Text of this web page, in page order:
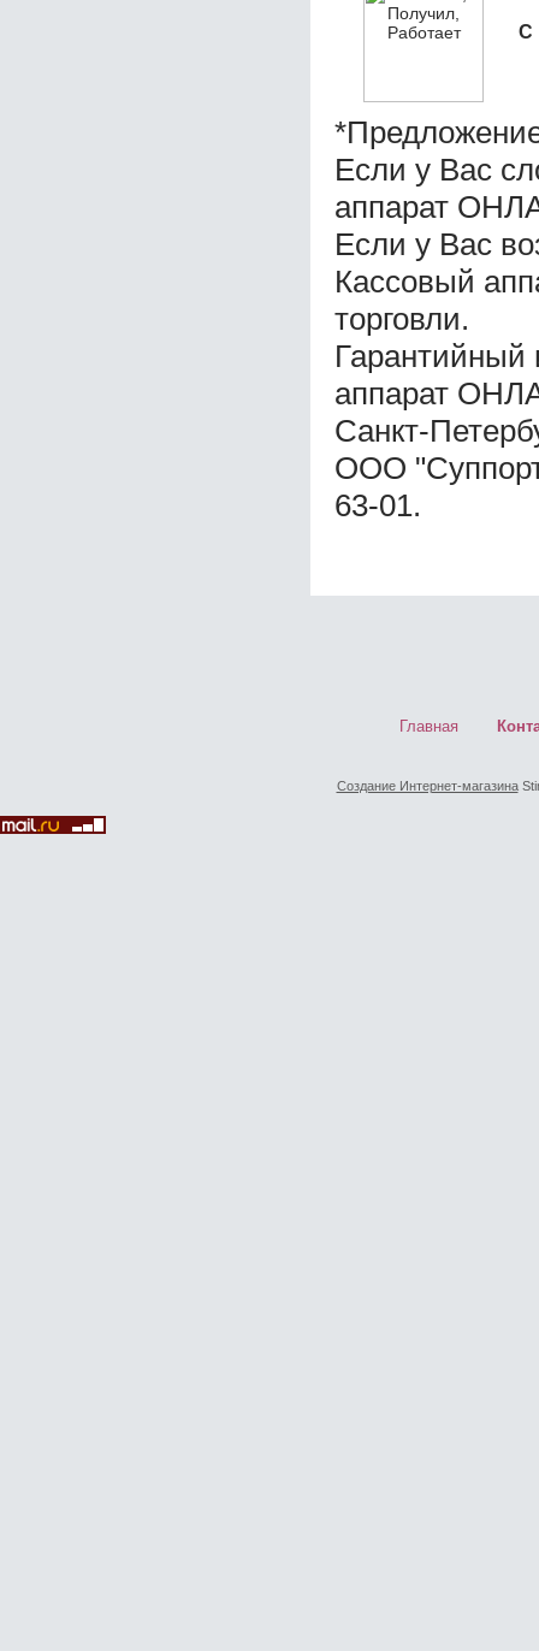
С
Если у Вас
аппарат
Если у Вас
Кассовый
торговли.
Гарантийный
аппарат
Санкт-
ООО
63-01.
Главная
Создание Интернет-магазина